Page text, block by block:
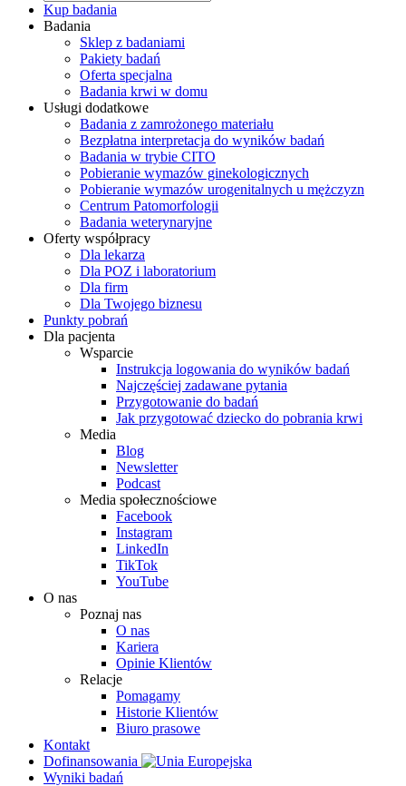
Kup badania
Badania
Sklep z badaniami
Pakiety badań
Oferta specjalna
Badania krwi w domu
Usługi dodatkowe
Badania z zamrożonego materiału
Bezpłatna interpretacja do wyników badań
Badania w trybie CITO
Pobieranie wymazów ginekologicznych
Pobieranie wymazów urogenitalnych u mężczyzn
Centrum Patomorfologii
Badania weterynaryjne
Oferty współpracy
Dla lekarza
Dla POZ i laboratorium
Dla firm
Dla Twojego biznesu
Punkty pobrań
Dla pacjenta
Wsparcie
Instrukcja logowania do wyników badań
Najczęściej zadawane pytania
Przygotowanie do badań
Jak przygotować dziecko do pobrania krwi
Media
Blog
Newsletter
Podcast
Media społecznościowe
Facebook
Instagram
LinkedIn
TikTok
YouTube
O nas
Poznaj nas
O nas
Kariera
Opinie Klientów
Relacje
Pomagamy
Historie Klientów
Biuro prasowe
Kontakt
Dofinansowania
Wyniki badań